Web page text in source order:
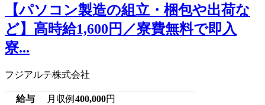
【パソコン製造の組立・梱包や出荷な
ど】高時給1,600円／寮費無料で即入
寮...
フジアルテ株式会社
給与 月収例 400,000円